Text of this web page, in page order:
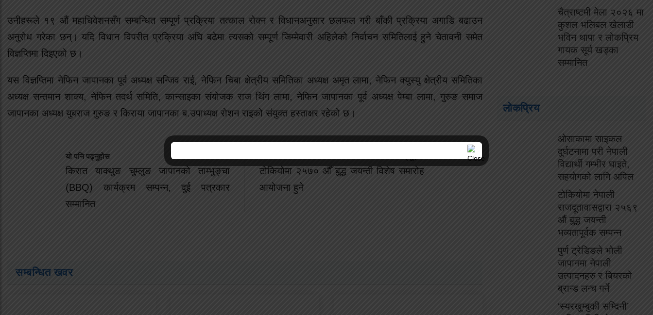
उनीहरूले १९ औं महाधिवेशनसँग सम्बन्धित सम्पूर्ण प्रक्रिया तत्काल रोक्न र विधानअनुसार छलफल गरी बाँकी प्रक्रिया अगाडि बढाउन
अनुरोध गरेका छन्। यदि विधान विपरीत प्रक्रिया अघि बढेमा त्यसको सम्पूर्ण जिम्मेवारी अहिलेको निर्वाचन समितिलाई हुने चेतावनी समेत
विज्ञप्तिमा दिइएको छ।
यस विज्ञप्तिमा नेफिन जापानका पूर्व अध्यक्ष सन्जिव राई, नेफिन चिबा क्षेत्रीय समितिका अध्यक्ष अमृत लामा, नेफिन क्युस्यु क्षेत्रीय समितिका
अध्यक्ष सन्तमान शाक्य, नेफिन तदर्थ समिति, कान्साइका संयोजक राज थिंग लामा, नेफिन जापानका पूर्व अध्यक्ष पेम्बा लामा, गुरुङ समाज
जापानका अध्यक्ष युबराज गुरुङ र किराया जापानका ब.उपाध्यक्ष रोशन राइको संयुक्त हस्ताक्षर रहेको छ।
यो पनि पढ्नुहोस
किरात याक्थुङ चुम्लुङ जापानको ताम्भुङ्चा
(BBQ) कार्यक्रम सम्पन्न, दुई पत्रकार
सम्मानित
टोकियोमा २५७० औँ बुद्ध जयन्ती विशेष समारोह
आयोजना हुने
सम्बन्धित खवर
चैत्राष्टमी मेला २०२६ मा
कुशल भलिबल खेलाडी
भविन थापा र लोकप्रिय
गायक सूर्य खड्का
सम्मानित
लोकप्रिय
ओसाकामा साइकल
दुर्घटनामा परी नेपाली
विद्यार्थी गम्भीर घाइते,
सहयोगको लागि अपिल
टोकियोमा नेपाली
राजदूतावासद्वारा २५६९
औं बुद्ध जयन्ती
भव्यतापूर्वक सम्पन्न
पुर्ण ट्रेडिङले भोली
जापानमा नेपाली
उत्पादनहरु र बियरको
ब्रान्ड लन्च गर्ने
‘स्यरखुम्बुकी सम्दिनी’